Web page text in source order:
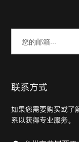
联系方式
如果您需要购买或了
系以获得专业服务。